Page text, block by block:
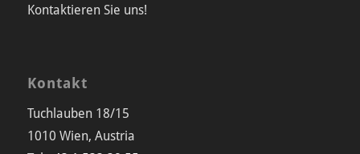
Kontaktieren Sie uns!
Kontakt
Tuchlauben 18/15
1010 Wien, Austria